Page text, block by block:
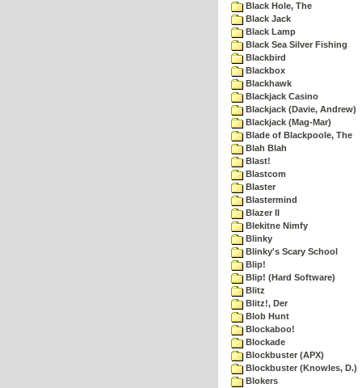
Black Hole, The
Black Jack
Black Lamp
Black Sea Silver Fishing
Blackbird
Blackbox
Blackhawk
Blackjack Casino
Blackjack (Davie, Andrew)
Blackjack (Mag-Mar)
Blade of Blackpoole, The
Blah Blah
Blast!
Blastcom
Blaster
Blastermind
Blazer II
Blekitne Nimfy
Blinky
Blinky's Scary School
Blip!
Blip! (Hard Software)
Blitz
Blitz!, Der
Blob Hunt
Blockaboo!
Blockade
Blockbuster (APX)
Blockbuster (Knowles, D.)
Blokers